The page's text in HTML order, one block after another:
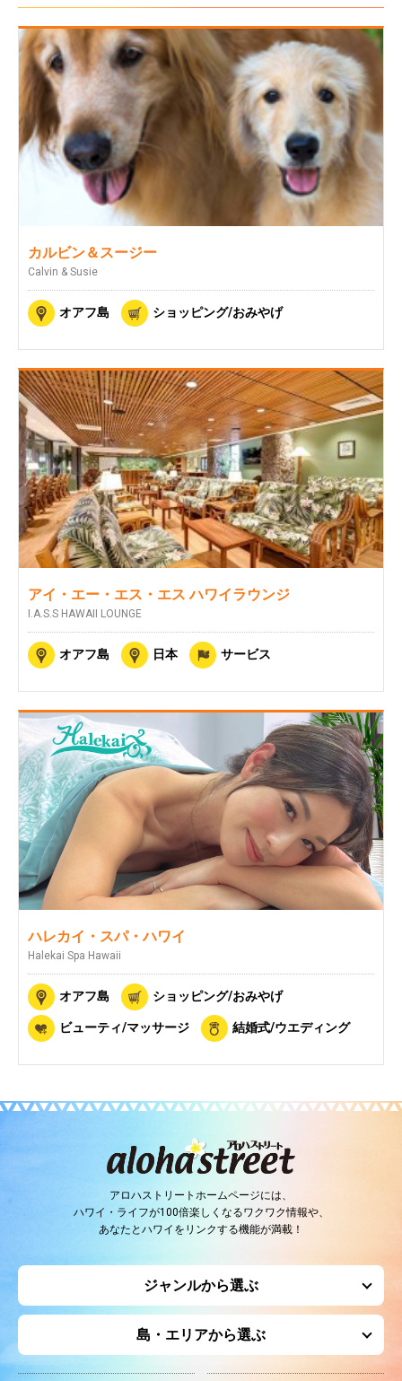
カルビン＆スージー
Calvin & Susie
オアフ島 ショッピング/おみやげ
アイ・エー・エス・エス ハワイラウンジ
I.A.S.S HAWAII LOUNGE
オアフ島 日本 サービス
ハレカイ・スパ・ハワイ
Halekai Spa Hawaii
オアフ島 ショッピング/おみやげ
ビューティ/マッサージ 結婚式/ウエディング
アロハストリートホームページには、
ハワイ・ライフが100倍楽しくなるワクワク情報や、
あなたとハワイをリンクする機能が満載！
ジャンルから選ぶ
島・エリアから選ぶ